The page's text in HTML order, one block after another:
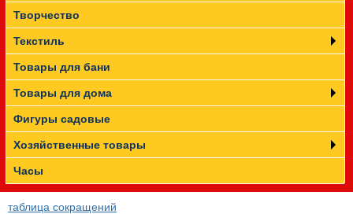
Творчество
Текстиль
Товары для бани
Товары для дома
Фигуры садовые
Хозяйственные товары
Часы
таблица сокращений